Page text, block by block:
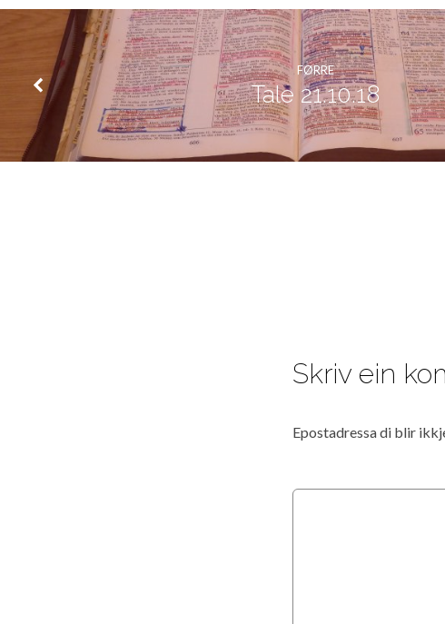
FØRRE
Tale 21.10.18
Skriv ein
Epostadressa di blir